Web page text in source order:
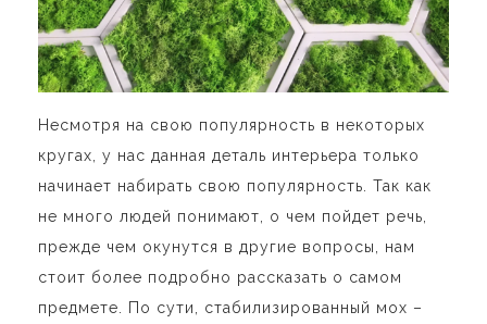
Несмотря на свою популярность в некоторых
кругах, у нас данная деталь интерьера только
начинает набирать свою популярность. Так как
не много людей понимают, о чем пойдет речь,
прежде чем окунутся в другие вопросы, нам
стоит более подробно рассказать о самом
предмете. По сути, стабилизированный мох –